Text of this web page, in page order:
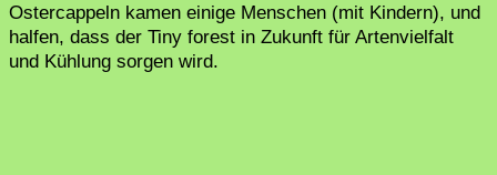
Ostercappeln kamen einige Menschen (mit Kindern), und
halfen, dass der Tiny forest in Zukunft für Artenvielfalt
und Kühlung sorgen wird.